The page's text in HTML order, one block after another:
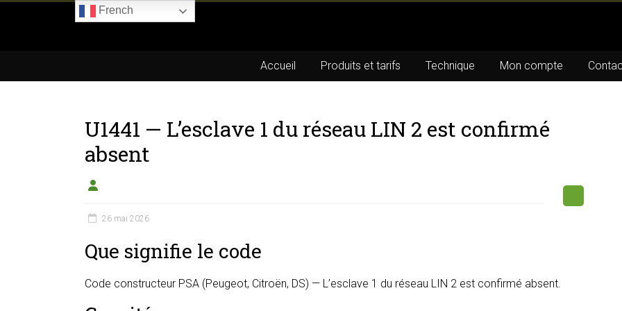
du
boîtier
éthanol
Accueil Produits et tarifs Technique Mon compte
U1441 — L’esclave 1 du réseau LIN 2 est confirmé
absent
26 mai 2026
Que signifie le code
Code constructeur PSA (Peugeot, Citroën, DS) — L’esclave 1 du réseau LIN 2 est confirmé absent.
French